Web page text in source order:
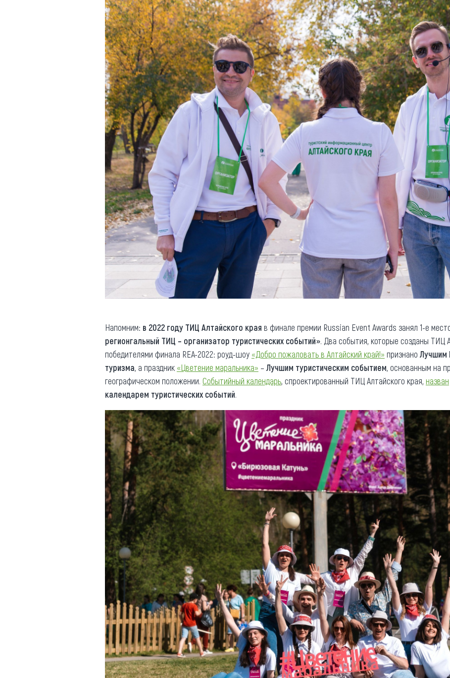
Напомним: в 2022 году ТИЦ Алтайского края в финале премии Russian Event Awards занял 1-е
регионгальный ТИЦ – организатор туристических событий». Два события, которые созданы ТИЦ
победителями финала REA-2022: роуд-шоу «Добро пожаловать в Алтайский край!» признано Лучшим
туризма, а праздник «Цветение маральника» – Лучшим туристическим событием, основанным на
географическом положении. Событийный календарь, спроектированный ТИЦ Алтайского края, назван
календарем туристических событий.